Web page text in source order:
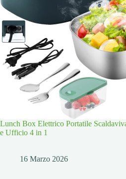
Lunch Box Elettrico Portatile
e Ufficio 4 in 1
16 Marzo 2026